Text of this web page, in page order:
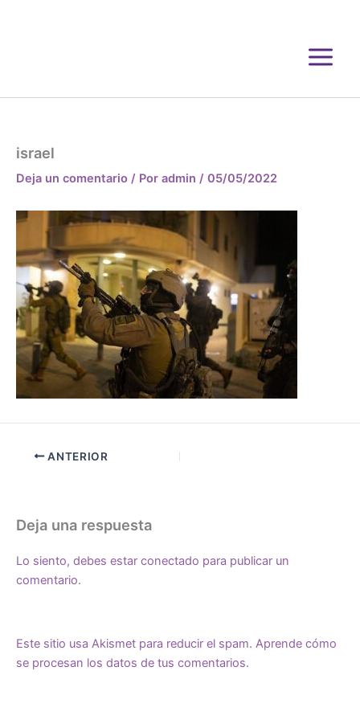
israel
Deja un comentario / Por admin / 05/05/2022
ANTERIOR
Deja una respuesta
Lo siento, debes estar conectado para publicar un
comentario.
Este sitio usa Akismet para reducir el spam. Aprende cómo
se procesan los datos de tus comentarios.